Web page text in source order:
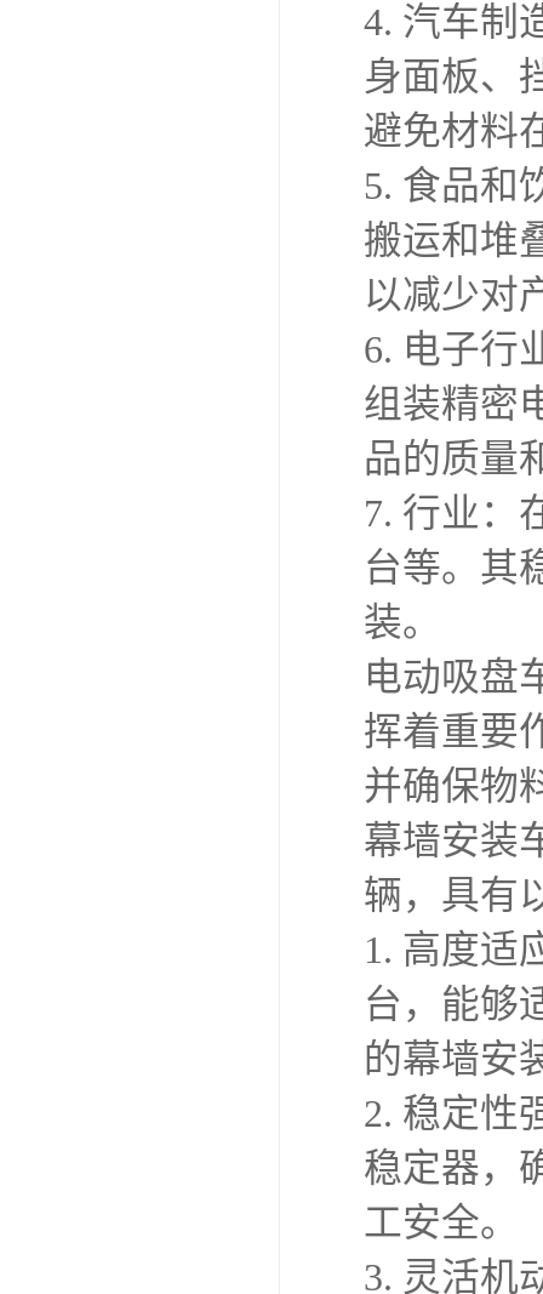
4. 汽车制
身面板、
避免材料
5. 食品和
搬运和堆
以减少对
6. 电子行
组装精密
品的质量
7. 行业：
台等。其
装。
电动吸盘
挥着重要
并确保物
幕墙安装
辆，具有
1. 高度适
台，能够
的幕墙安
2. 稳定性
稳定器，
工安全。
3. 灵活机